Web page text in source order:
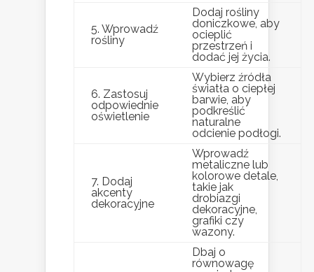
5. Wprowadź
rośliny
Dodaj rośliny
doniczkowe, aby
ocieplić
przestrzeń i
dodać jej życia.
6. Zastosuj
odpowiednie
oświetlenie
Wybierz źródła
światła o ciepłej
barwie, aby
podkreślić
naturalne
odcienie podłogi.
7. Dodaj
akcenty
dekoracyjne
Wprowadź
metaliczne lub
kolorowe detale,
takie jak
drobiazgi
dekoracyjne,
grafiki czy
wazony.
Dbaj o
równowagę